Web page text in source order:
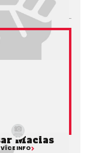
MMA
Rozhodčí:
Macias
VÍCE INFO